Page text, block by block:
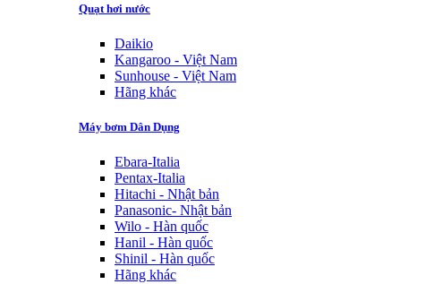
Quạt hơi nước
Daikio
Kangaroo - Việt Nam
Sunhouse - Việt Nam
Hãng khác
Máy bơm Dân Dụng
Ebara-Italia
Pentax-Italia
Hitachi - Nhật bản
Panasonic- Nhật bản
Wilo - Hàn quốc
Hanil - Hàn quốc
Shinil - Hàn quốc
Hãng khác